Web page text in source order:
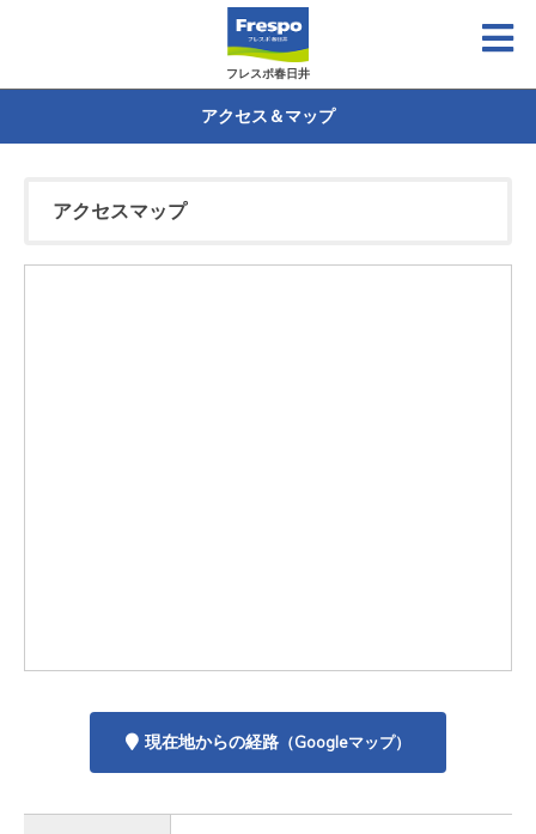
フレスポ春日井
アクセス＆マップ
アクセスマップ
現在地からの経路 （Googleマップ）